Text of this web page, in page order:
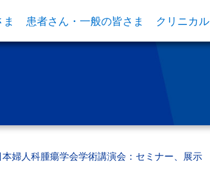
患者さん・一般の皆さま クリニカ
婦人科腫瘍学会学術講演会：セミナー、展示